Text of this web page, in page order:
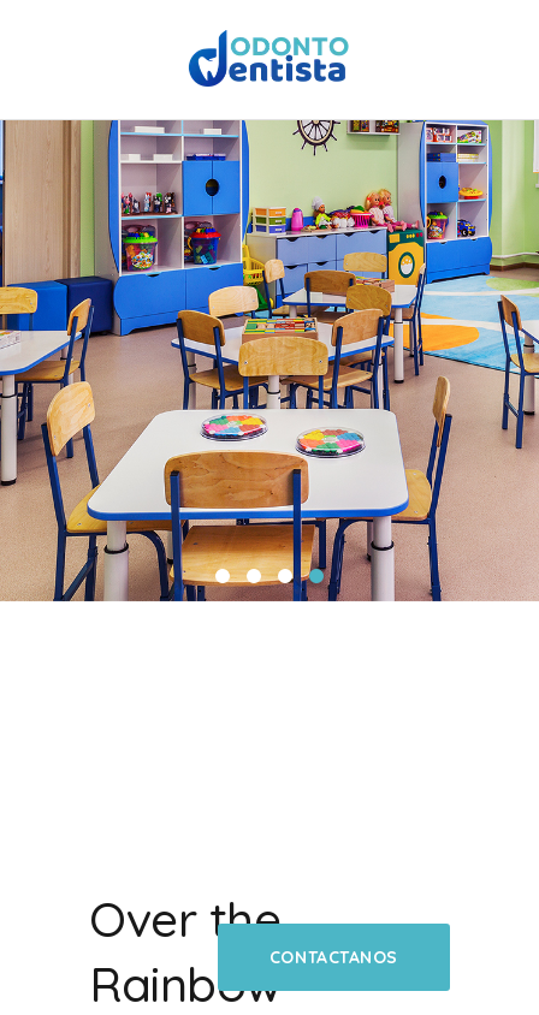
Over the
RainbowCONTACTANOS